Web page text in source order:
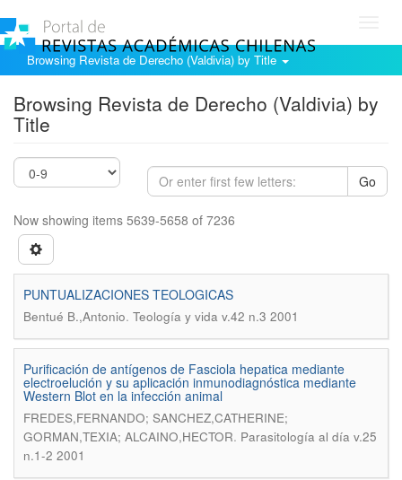
Browsing Revista de Derecho (Valdivia) by Title
Browsing Revista de Derecho (Valdivia) by
Title
Go
Now showing items 5639-5658 of 7236
PUNTUALIZACIONES TEOLOGICAS
Bentué B.,Antonio. Teología y vida v.42 n.3 2001
Purificación de antígenos de Fasciola hepatica mediante
electroelución y su aplicación inmunodiagnóstica mediante
Western Blot en la infección animal
FREDES,FERNANDO; SANCHEZ,CATHERINE;
GORMAN,TEXIA; ALCAINO,HECTOR. Parasitología al día v.25
n.1-2 2001